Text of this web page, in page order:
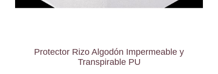
Protector Rizo Algodón Impermeable y
Transpirable PU